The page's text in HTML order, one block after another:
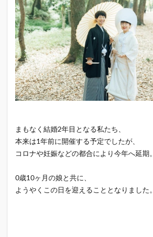
まもなく結婚2年目となる私たち、
本来は1年前に開催する予定でしたが、
コロナや妊娠などの都合により今年へ延期。
0歳10ヶ月の娘と共に、
ようやくこの日を迎えることとなりました。